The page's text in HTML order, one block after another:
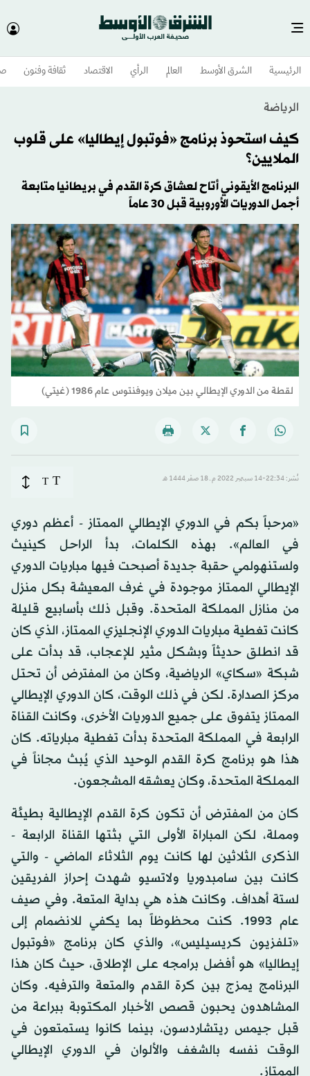
الرئيسية الشرق الأوسط​ العالم الرأي الاقتصاد ثقافة وفنون
الرياضة
كيف استحوذ برنامج «فوتبول إيطاليا» على قلوب
الملايين؟
البرنامج الأيقوني أتاح لعشاق كرة القدم في بريطانيا متابعة
أجمل الدوريات الأوروبية قبل 30 عاماً
لقطة من الدوري الإيطالي بين ميلان ويوفنتوس عام 1986 (غيتي)
نُشر: 22:34-14 سبتمبر 2022 م ـ 18 صفَر 1444 هـ T
T
«مرحباً بكم في الدوري الإيطالي الممتاز - أعظم دوري
في العالم». بهذه الكلمات، بدأ الراحل كينيث
ولستنهولمي حقبة جديدة أصبحت فيها مباريات الدوري
الإيطالي الممتاز موجودة في غرف المعيشة بكل منزل
من منازل المملكة المتحدة. وقبل ذلك بأسابيع قليلة
كانت تغطية مباريات الدوري الإنجليزي الممتاز، الذي كان
قد انطلق حديثاً وبشكل مثير للإعجاب، قد بدأت على
شبكة «سكاي» الرياضية، وكان من المفترض أن تحتل
مركز الصدارة. لكن في ذلك الوقت، كان الدوري الإيطالي
الممتاز يتفوق على جميع الدوريات الأخرى، وكانت القناة
الرابعة في المملكة المتحدة بدأت تغطية مبارياته. كان
هذا هو برنامج كرة القدم الوحيد الذي يُبث مجاناً في
المملكة المتحدة، وكان يعشقه المشجعون.
كان من المفترض أن تكون كرة القدم الإيطالية بطيئة
ومملة، لكن المباراة الأولى التي بثتها القناة الرابعة -
الذكرى الثلاثين لها كانت يوم الثلاثاء الماضي - والتي
كانت بين سامبدوريا ولاتسيو شهدت إحراز الفريقين
لستة أهداف. وكانت هذه هي بداية المتعة. وفي صيف
عام 1993. كنت محظوظاً بما يكفي للانضمام إلى
«تلفزيون كريسيليس»، والذي كان برنامج «فوتبول
إيطاليا» هو أفضل برامجه على الإطلاق، حيث كان هذا
البرنامج يمزج بين كرة القدم والمتعة والترفيه. وكان
المشاهدون يحبون قصص الأخبار المكتوبة ببراعة من
قبل جيمس ريتشاردسون، بينما كانوا يستمتعون في
الوقت نفسه بالشغف والألوان في الدوري الإيطالي
الممتاز.